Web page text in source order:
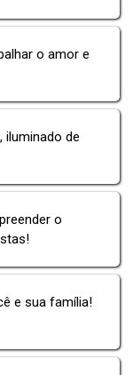
o amor e
iluminado de
o
e sua família!